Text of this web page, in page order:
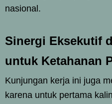
nasional.
Sinergi Eksekutif
untuk Ketahanan
Kunjungan kerja ini juga
karena untuk pertama